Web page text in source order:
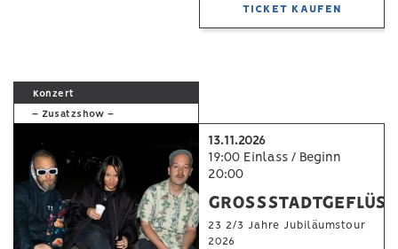
TICKET KAUFEN
Konzert
– Zusatzshow –
13.11.2026
19:00 Einlass / Beginn
20:00
23 2/3 Jahre Jubiläumstour
2026